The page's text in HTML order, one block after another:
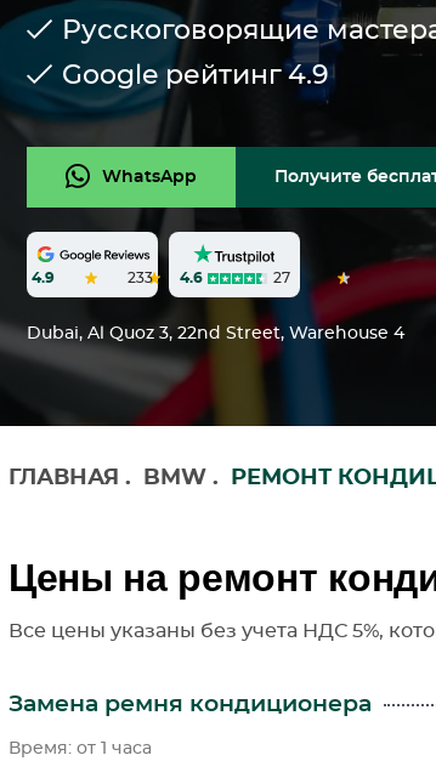
Русскоговорящие
Google рейтинг 4.9
WhatsApp Получите
4.9 233 4.6 27
Dubai, Al Quoz 3, 22nd Street, Warehouse 4
ГЛАВНАЯ . BMW . РЕМОНТ
Цены на ремонт
Все цены указаны без учета НДС 5%,
Замена ремня кондиционера
Время: от 1 часа